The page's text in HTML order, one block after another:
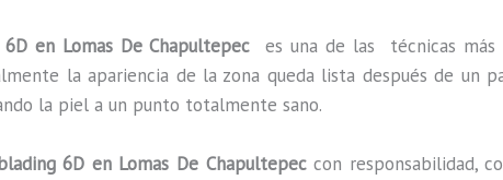
6D en Lomas De Chapultepeces una de las técnicas
la apariencia de la zona queda lista después de un
la piel a un punto totalmente sano.
6D en Lomas De Chapultepeccon responsabilidad,